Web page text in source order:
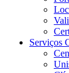
Serviços